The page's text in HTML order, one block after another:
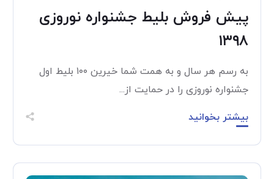
پیش فروش بلیط جشنواره نوروزی
۱۳۹۸
به رسم هر سال و به همت شما خیرین ۱۰۰ بلیط اول
جشنواره نوروزی را در حمایت از...
بیشتر بخوانید